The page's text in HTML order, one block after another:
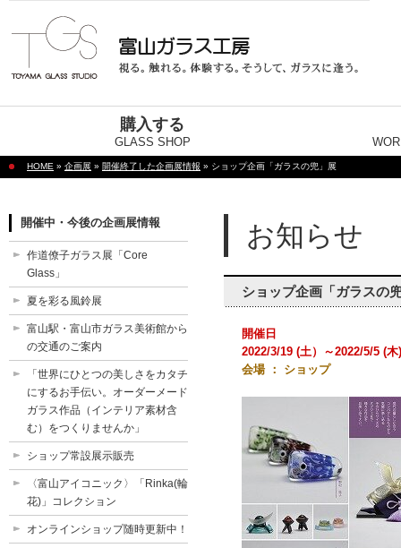
購入する
GLASS SHOP
HOME » 企画展 » 開催終了した企画展情報 » ショップ企画「ガラスの兜」展
お知らせ
ショップ企画「ガラスの
開催日
2022/3/19 (土）～2022/5/5 (木)
会場 ： ショップ
開催中・今後の企画展情報
作道僚子ガラス展「Core
Glass」
夏を彩る風鈴展
富山駅・富山市ガラス美術館から
の交通のご案内
「世界にひとつの美しさをカタチ
にするお手伝い。オーダーメード
ガラス作品（インテリア素材含
む）をつくりませんか」
ショップ常設展示販売
〈富山アイコニック〉「Rinka(輪
花)」コレクション
オンラインショップ随時更新中！